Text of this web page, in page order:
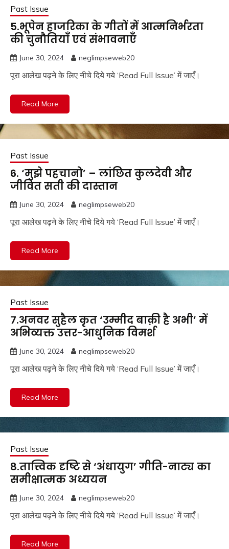
Past Issue
5.भूपेन हाजरिका के गीतों में आत्मनिर्भरता
की चुनौतियाँ एवं संभावनाएँ
June 30, 2024 neglimpseweb20
पूरा आलेख पढ़ने के लिए नीचे दिये गये ‘Read Full Issue’ में जाएँ।
Read More
Past Issue
6. ‘मुझे पहचानो’ – लांछित कुलदेवी और
जीवित सती की दास्तान
June 30, 2024 neglimpseweb20
पूरा आलेख पढ़ने के लिए नीचे दिये गये ‘Read Full Issue’ में जाएँ।
Read More
Past Issue
7.अनवर सुहैल कृत ‘उम्मीद बाक़ी है अभी’ में
अभिव्यक्त उत्तर-आधुनिक विमर्श
June 30, 2024 neglimpseweb20
पूरा आलेख पढ़ने के लिए नीचे दिये गये ‘Read Full Issue’ में जाएँ।
Read More
Past Issue
8.तात्त्विक दृष्टि से ‘अंधायुग’ गीति-नाट्य का
समीक्षात्मक अध्ययन
June 30, 2024 neglimpseweb20
पूरा आलेख पढ़ने के लिए नीचे दिये गये ‘Read Full Issue’ में जाएँ।
Read More